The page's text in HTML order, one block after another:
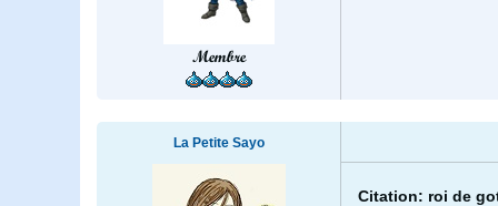
Membre
La Petite Sayo
Citation: roi de